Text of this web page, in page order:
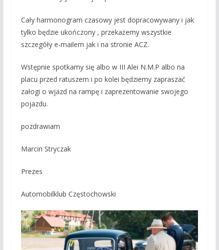
Cały harmonogram czasowy jest dopracowywany i jak
tylko będzie ukończony , przekażemy wszystkie
szczegóły e-mailem jak i na stronie ACZ.
Wstępnie spotkamy się albo w III Alei N.M.P albo na
placu przed ratuszem i po kolei będziemy zapraszać
załogi o wjazd na rampę i zaprezentowanie swojego
pojazdu.
pozdrawiam
Marcin Stryczak
Prezes
Automobilklub Częstochowski